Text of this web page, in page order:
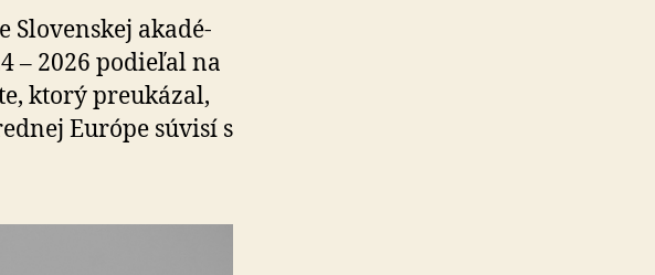
populizmom
Slovenskej aka­dé­
– 2026 podieľal na
ktorý preukázal,
Európe súvisí s